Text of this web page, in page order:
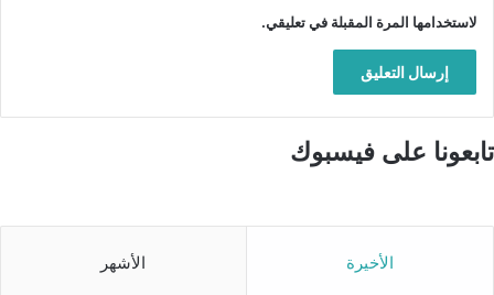
لاستخدامها المرة المقبلة في تعليقي.
تابعونا على فيسبوك
الأخيرة الأشهر